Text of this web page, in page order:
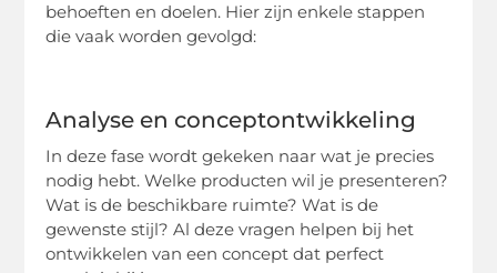
behoeften en doelen. Hier zijn enkele stappen
die vaak worden gevolgd:
Analyse en conceptontwikkeling
In deze fase wordt gekeken naar wat je precies
nodig hebt. Welke producten wil je presenteren?
Wat is de beschikbare ruimte? Wat is de
gewenste stijl? Al deze vragen helpen bij het
ontwikkelen van een concept dat perfect